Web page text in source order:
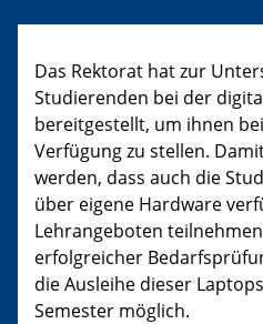
Das Rektorat hat zur
Studierenden bei der
bereitgestellt, um ihnen
Verfügung zu stellen.
werden, dass auch die
über eigene Hardware
Lehrangeboten
erfolgreicher
die Ausleihe dieser
Semester möglich.